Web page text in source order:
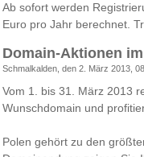
Ab sofort werden
Euro pro Jahr berechnet.
Domain-Aktionen
Schmalkalden, den 2. März 2013,
Vom 1. bis 31. März 2013
Wunschdomain und
Polen gehört zu den